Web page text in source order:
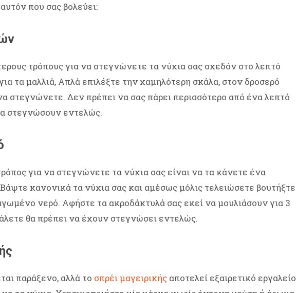
που σας βολεύει:
τρόπους για να στεγνώνετε τα νύχια σας σχεδόν στο λεπτό
τα μαλλιά, Απλά επιλέξτε την χαμηλότερη σκάλα, στον δροσερό
στεγνώνετε. Δεν πρέπει να σας πάρει περισσότερο από ένα λεπτό
στεγνώσουν εντελώς.
για να στεγνώνετε τα νύχια σας είναι να τα κάνετε ένα
κανονικά τα νύχια σας και αμέσως μόλις τελειώσετε βουτήξτε
νερό. Αφήστε τα ακροδάκτυλά σας εκεί να μουλιάσουν για 3
θα πρέπει να έχουν στεγνώσει εντελώς.
παράξενο, αλλά το σπρέι μαγειρικής αποτελεί εξαιρετικό εργαλείο